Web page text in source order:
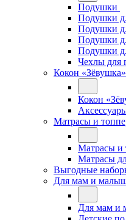
Подушки
Подушки
Подушки
Подушки
Подушки
Чехлы для
Кокон «Зёвушка»
Кокон
Матрасы и
Матрасы и
Матрасы
Выгодные
Для мам и
Для мам и